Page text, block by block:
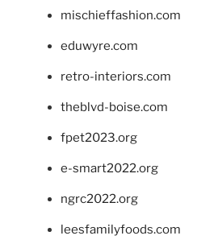
mischieffashion.com
eduwyre.com
retro-interiors.com
theblvd-boise.com
fpet2023.org
e-smart2022.org
ngrc2022.org
leesfamilyfoods.com